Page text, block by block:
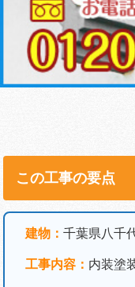
この工事の要点
建物： 千葉県八千
工事内容： 内装塗